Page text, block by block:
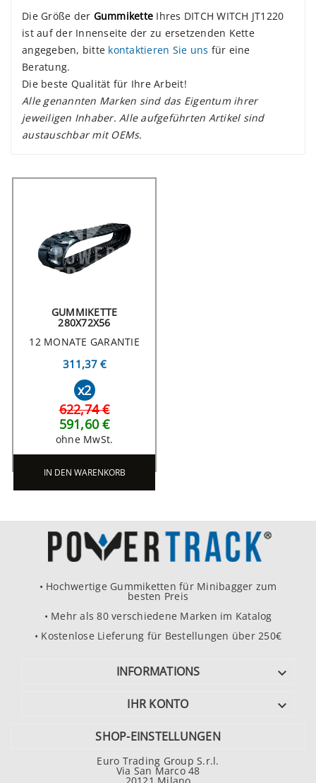
Die Größe der Gummikette Ihres DITCH WITCH JT1220
ist auf der Innenseite der zu ersetzenden Kette
angegeben, bitte kontaktieren Sie uns für eine
Beratung.
Die beste Qualität für Ihre Arbeit!
Alle genannten Marken sind das Eigentum ihrer
jeweiligen Inhaber. Alle aufgeführten Artikel sind
austauschbar mit OEMs.
GUMMIKETTE
280X72X56
12 MONATE GARANTIE
311,37 €
x2
622,74 €
591,60 €
ohne MwSt.
IN DEN WARENKORB
• Hochwertige Gummiketten für Minibagger zum
besten Preis
• Mehr als 80 verschiedene Marken im Katalog
• Kostenlose Lieferung für Bestellungen über 250€
INFORMATIONS 
IHR KONTO 
SHOP-EINSTELLUNGEN
Euro Trading Group S.r.l.
Via San Marco 48